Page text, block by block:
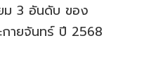
ม 3 อันดับ ของ
กายจันทร์ ปี 2568